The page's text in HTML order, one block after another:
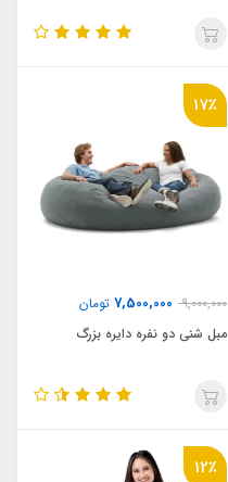
17٪
9,000,000
7,500,000 تومان
مبل شنی دو نفره دایره بزرگ
12٪